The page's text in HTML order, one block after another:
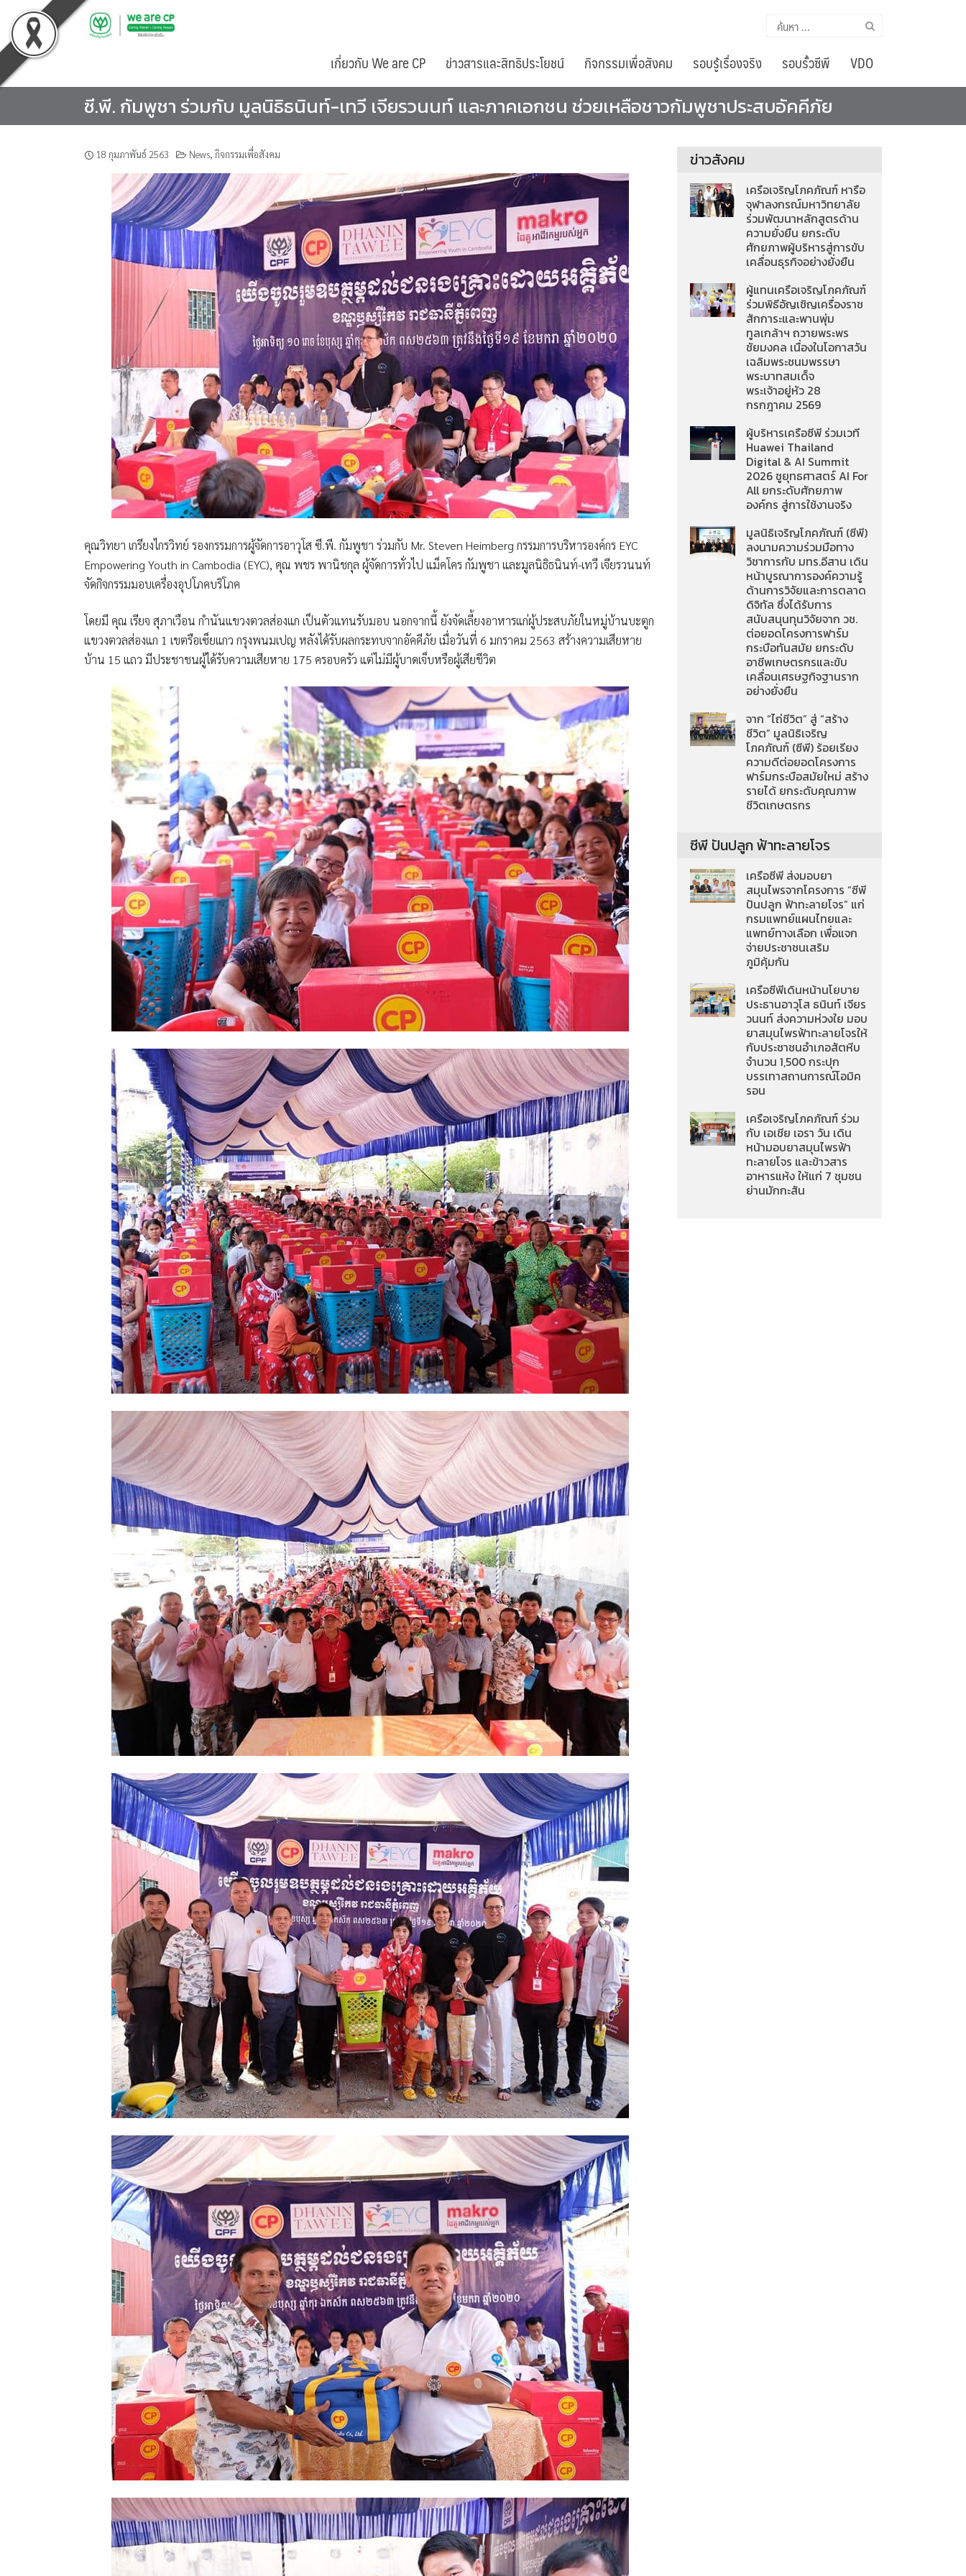
to
content
ค้นหา
เกี่ยวกับ We are CP ข่าวสารและสิทธิประโยชน์ กิจกรรมเพื่อสังคม รอบรู้เรื่องจริง รอบรั้วซีพี VDO
ซี.พี. กัมพูชา ร่วมกับ มูลนิธิธนินท์-เทวี เจียรวนนท์ และภาคเอกชน ช่วยเหลือชาวกัมพูชาประสบอัคคีภัย
18 กุมภาพันธ์ 2563 News, กิจกรรมเพื่อสังคม
คุณวิทยา เกรียงไกรวิทย์ รองกรรมการผู้จัดการอาวุโส ซี.พี. กัมพูชา ร่วมกับ Mr. Steven Heimberg กรรมการบริหารองค์กร EYC
Empowering Youth in Cambodia (EYC), คุณ พชร พานิชกุล ผู้จัดการทั่วไป แม็คโคร กัมพูชา และมูลนิธิธนินท์-เทวี เจียรวนนท์
จัดกิจกรรมมอบเครื่องอุปโภคบริโภค
โดยมี คุณ เรียจ สุภาเวือน กำนันแขวงตวลส่องแก เป็นตัวแทนรับมอบ นอกจากนี้ ยังจัดเลี้ยงอาหารแก่ผู้ประสบภัยในหมู่บ้านบะตูก
แขวงตวลส่องแก 1 เขตรือเซ็ยแกว กรุงพนมเปญ หลังได้รับผลกระทบจากอัคคีภัย เมื่อวันที่ 6 มกราคม 2563 สร้างความเสียหาย
บ้าน 15 แถว มีประชาชนผู้ได้รับความเสียหาย 175 ครอบครัว แต่ไม่มีผู้บาดเจ็บหรือผู้เสียชีวิต
ข่าวสังคม
เครือเจริญโภคภัณฑ์ หารือ
จุฬาลงกรณ์มหาวิทยาลัย
ร่วมพัฒนาหลักสูตรด้าน
ความยั่งยืน ยกระดับ
ศักยภาพผู้บริหารสู่การขับ
เคลื่อนธุรกิจอย่างยั่งยืน
ผู้แทนเครือเจริญโภคภัณฑ์
ร่วมพิธีอัญเชิญเครื่องราช
สักการะและพานพุ่ม
ทูลเกล้าฯ ถวายพระพร
ชัยมงคล เนื่องในโอกาสวัน
เฉลิมพระชนมพรรษา
พระบาทสมเด็จ
พระเจ้าอยู่หัว 28
กรกฎาคม 2569
ผู้บริหารเครือซีพี ร่วมเวที
Huawei Thailand
Digital & AI Summit
2026 ชูยุทธศาสตร์ AI For
All ยกระดับศักยภาพ
องค์กร สู่การใช้งานจริง
มูลนิธิเจริญโภคภัณฑ์ (ซีพี)
ลงนามความร่วมมือทาง
วิชาการกับ มทร.อีสาน เดิน
หน้าบูรณาการองค์ความรู้
ด้านการวิจัยและการตลาด
ดิจิทัล ซึ่งได้รับการ
สนับสนุนทุนวิจัยจาก วช.
ต่อยอดโครงการฟาร์ม
กระบือทันสมัย ยกระดับ
อาชีพเกษตรกรและขับ
เคลื่อนเศรษฐกิจฐานราก
อย่างยั่งยืน
จาก “ไถ่ชีวิต” สู่ “สร้าง
ชีวิต” มูลนิธิเจริญ
โภคภัณฑ์ (ซีพี) ร้อยเรียง
ความดีต่อยอดโครงการ
ฟาร์มกระบือสมัยใหม่ สร้าง
รายได้ ยกระดับคุณภาพ
ชีวิตเกษตรกร
ซีพี ปันปลูก ฟ้าทะลายโจร
เครือซีพี ส่งมอบยา
สมุนไพรจากโครงการ “ซีพี
ปันปลูก ฟ้าทะลายโจร” แก่
กรมแพทย์แผนไทยและ
แพทย์ทางเลือก เพื่อแจก
จ่ายประชาชนเสริม
ภูมิคุ้มกัน
เครือซีพีเดินหน้านโยบาย
ประธานอาวุโส ธนินท์ เจียร
วนนท์ ส่งความห่วงใย มอบ
ยาสมุนไพรฟ้าทะลายโจรให้
กับประชาชนอำเภอสัตหีบ
จำนวน 1,500 กระปุก
บรรเทาสถานการณ์โอมิค
รอน
เครือเจริญโภคภัณฑ์ ร่วม
กับ เอเชีย เอรา วัน เดิน
หน้ามอบยาสมุนไพรฟ้า
ทะลายโจร และข้าวสาร
อาหารแห้ง ให้แก่ 7 ชุมชน
ย่านมักกะสัน